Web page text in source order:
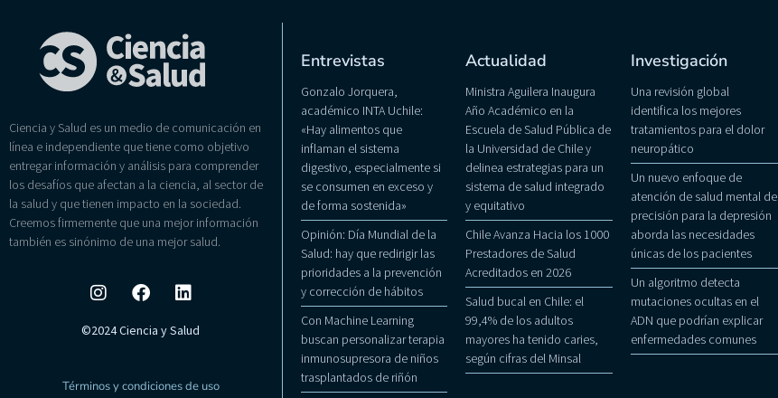
Ciencia y Salud es un medio de comunicación en
línea e independiente que tiene como objetivo
entregar información y análisis para comprender
los desafíos que afectan a la ciencia, al sector de
la salud y que tienen impacto en la sociedad.
Creemos firmemente que una mejor información
también es sinónimo de una mejor salud.
©2024 Ciencia y Salud
Términos y condiciones de uso
Entrevistas
Gonzalo Jorquera,
académico INTA Uchile:
«Hay alimentos que
inflaman el sistema
digestivo, especialmente si
se consumen en exceso y
de forma sostenida»
Opinión: Día Mundial de la
Salud: hay que redirigir las
prioridades a la prevención
y corrección de hábitos
Con Machine Learning
buscan personalizar terapia
inmunosupresora de niños
trasplantados de riñón
Actualidad
Ministra Aguilera Inaugura
Año Académico en la
Escuela de Salud Pública de
la Universidad de Chile y
delinea estrategias para un
sistema de salud integrado
y equitativo
Chile Avanza Hacia los 1000
Prestadores de Salud
Acreditados en 2026
Salud bucal en Chile: el
99,4% de los adultos
mayores ha tenido caries,
según cifras del Minsal
Investigación
Una revisión global
identifica los mejores
tratamientos para el dolor
neuropático
Un nuevo enfoque de
atención de salud mental de
precisión para la depresión
aborda las necesidades
únicas de los pacientes
Un algoritmo detecta
mutaciones ocultas en el
ADN que podrían explicar
enfermedades comunes